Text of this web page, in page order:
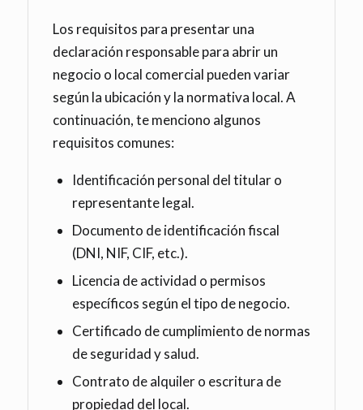
Los requisitos para presentar una
declaración responsable para abrir un
negocio o local comercial pueden variar
según la ubicación y la normativa local. A
continuación, te menciono algunos
requisitos comunes:
Identificación personal del titular o
representante legal.
Documento de identificación fiscal
(DNI, NIF, CIF, etc.).
Licencia de actividad o permisos
específicos según el tipo de negocio.
Certificado de cumplimiento de normas
de seguridad y salud.
Contrato de alquiler o escritura de
propiedad del local.